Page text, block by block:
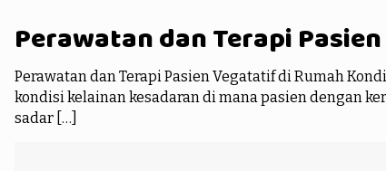
Perawatan dan Terapi
Perawatan dan Terapi Pasien Vegatatif di Rumah
kondisi kelainan kesadaran di mana pasien dengan
sadar […]